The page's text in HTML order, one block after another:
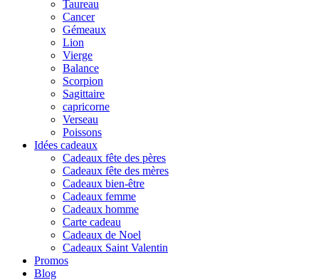
Taureau
Cancer
Gémeaux
Lion
Vierge
Balance
Scorpion
Sagittaire
capricorne
Verseau
Poissons
Idées cadeaux
Cadeaux fête des pères
Cadeaux fête des mères
Cadeaux bien-être
Cadeaux femme
Cadeaux homme
Carte cadeau
Cadeaux de Noel
Cadeaux Saint Valentin
Promos
Blog